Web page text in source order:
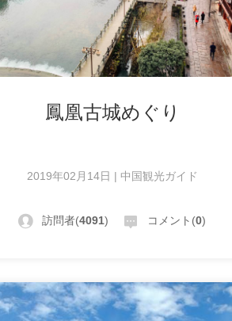
鳳凰古城めぐり
2019年02月14日 | 中国観光ガイド
訪問者(4091) コメント(0)